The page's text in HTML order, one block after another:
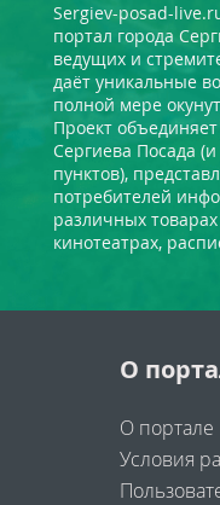
Sergiev-posad-
портал города
ведущих и
даёт уникальные
полной мере
Проект
Сергиева Посада
пунктов),
потребителей
различных
кинотеатрах,
О
О портале
Условия